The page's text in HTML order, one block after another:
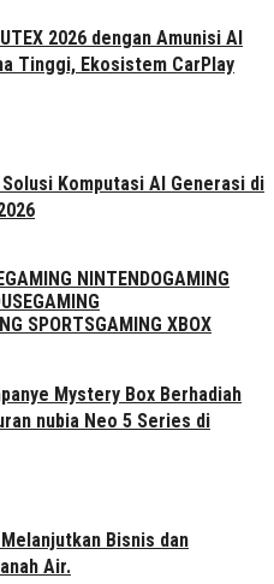
2026 dengan Amunisi AI
Tinggi, Ekosistem CarPlay
Komputasi AI Generasi di
GAMING NINTENDOGAMING
GAMING
SPORTSGAMING XBOX
Mystery Box Berhadiah
nubia Neo 5 Series di
Melanjutkan Bisnis dan
Air.